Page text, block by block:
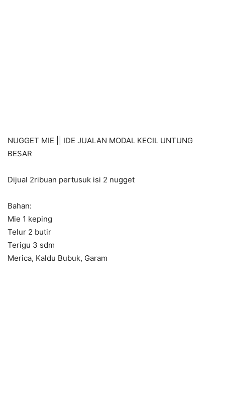
NUGGET MIE || IDE JUALAN MODAL KECIL UNTUNG
BESAR
Dijual 2ribuan pertusuk isi 2 nugget
Bahan:
Mie 1 keping
Telur 2 butir
Terigu 3 sdm
Merica, Kaldu Bubuk, Garam